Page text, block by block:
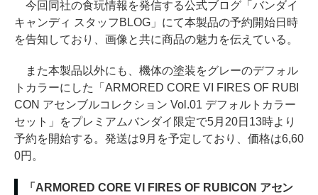
今回同社の食玩情報を発信する公式ブログ「バンダイ
キャンディ スタッフBLOG」にて本製品の予約開始日時
を告知しており、画像と共に商品の魅力を伝えている。
また本製品以外にも、機体の塗装をグレーのデフォル
トカラーにした「ARMORED CORE VI FIRES OF RUBI
CON アセンブルコレクション Vol.01 デフォルトカラー
セット」をプレミアムバンダイ限定で5月20日13時より
予約を開始する。発送は9月を予定しており、価格は6,60
0円。
「ARMORED CORE VI FIRES OF RUBICON アセン